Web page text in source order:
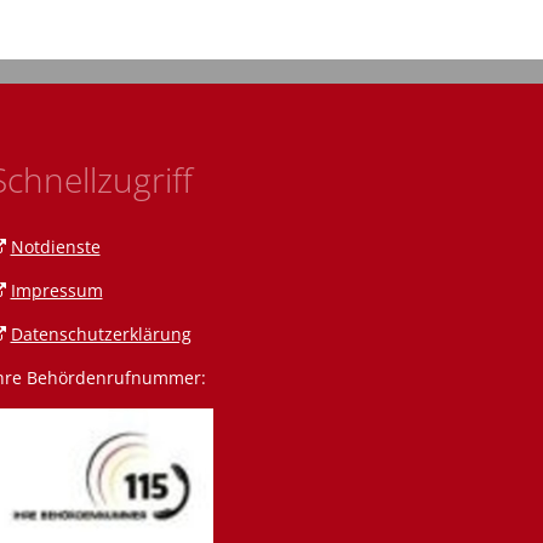
Notdienste
Impressum
Datenschutzerklärung
Behördenrufnummer: